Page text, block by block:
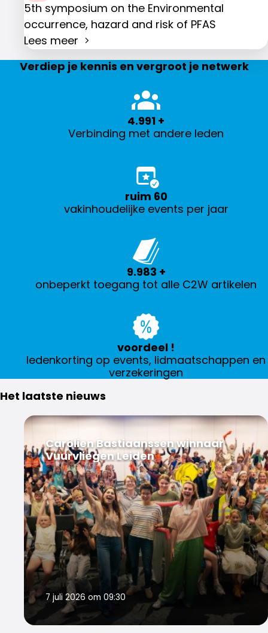
5th symposium on the Environmental
occurrence, hazard and risk of PFAS
Lees meer
Verdiep je kennis en vergroot je netwerk
Verbinding met andere leden
5.000 +
vakinhoudelijke events per jaar
ruim 60
onbeperkt toegang tot alle C2W artikelen
10.000 +
ledenkorting op events, lidmaatschappen en
verzekeringen
voordeel !
Het laatste nieuws
Carolien Bastiaanssen winnaar
Vuurvliegen Leiden
7 juli 2026 om 09:30